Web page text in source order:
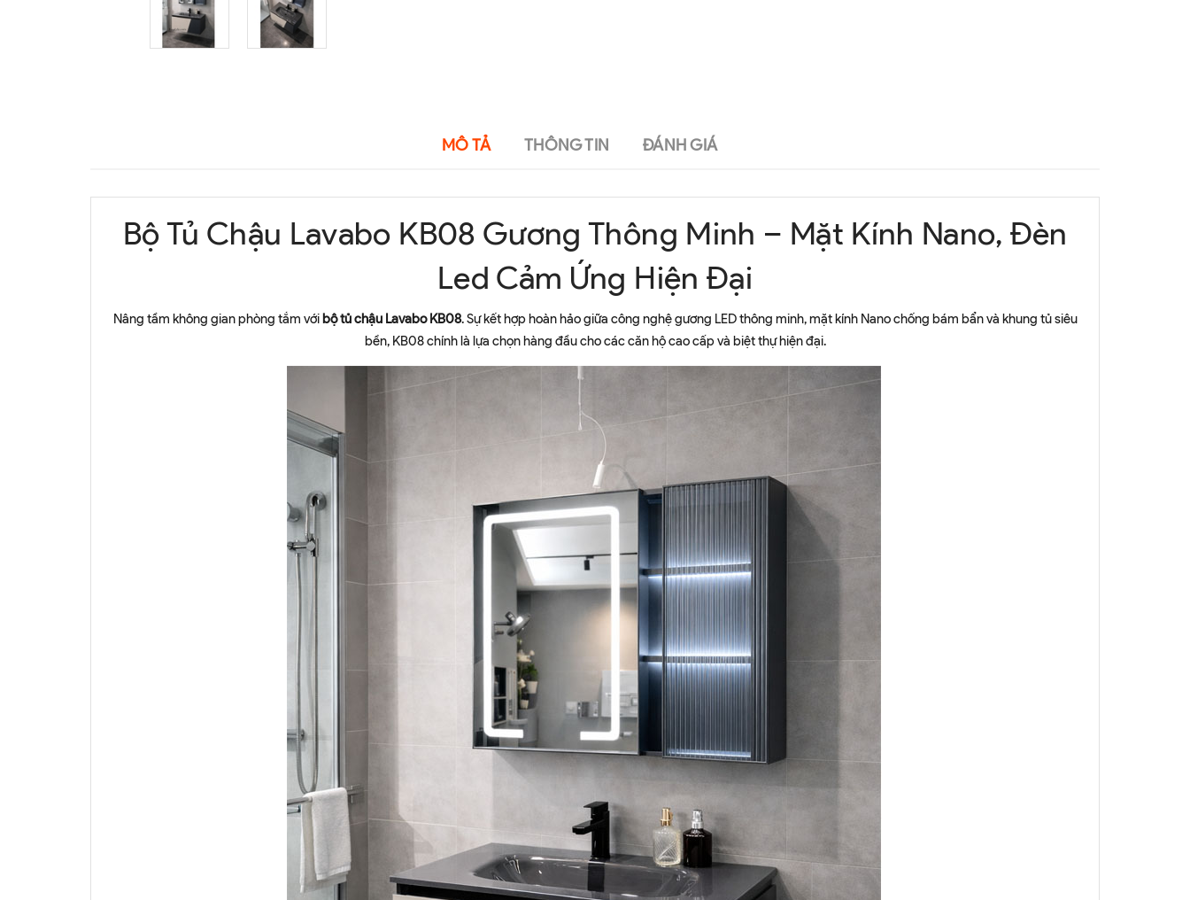
MÔ TẢ THÔNG TIN ĐÁNH GIÁ
Bộ Tủ Chậu Lavabo KB08 Gương Thông Minh – Mặt Kính Nano, Đèn
Led Cảm Ứng Hiện Đại
Nâng tầm không gian phòng tắm với bộ tủ chậu Lavabo KB08. Sự kết hợp hoàn hảo giữa công nghệ gương LED thông minh, mặt kính Nano chống bám bẩn và khung tủ siêu
bền, KB08 chính là lựa chọn hàng đầu cho các căn hộ cao cấp và biệt thự hiện đại.